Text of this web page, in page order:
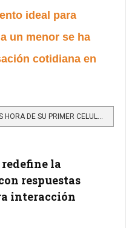
ideal para
un menor se ha
cotidiana en
LEER MÁS…NIÑOS Y TECNOLOGÍA: ¿ES HORA DE SU PRIMER CELULAR O MEJOR ESPERAR?
la
respuestas
interacción